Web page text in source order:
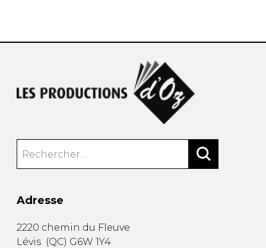
Adresse
2220 chemin du Fleuve
Lévis (QC) G6W 1Y4